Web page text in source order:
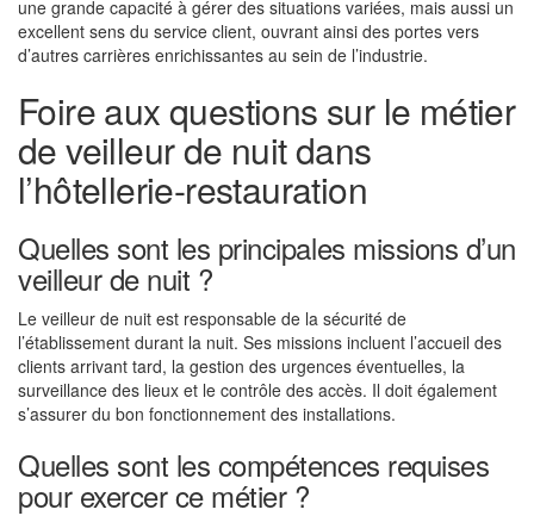
une grande capacité à gérer des situations variées, mais aussi un
excellent sens du service client, ouvrant ainsi des portes vers
d’autres carrières enrichissantes au sein de l’industrie.
Foire aux questions sur le métier
de veilleur de nuit dans
l’hôtellerie-restauration
Quelles sont les principales missions d’un
veilleur de nuit ?
Le veilleur de nuit est responsable de la sécurité de
l’établissement durant la nuit. Ses missions incluent l’accueil des
clients arrivant tard, la gestion des urgences éventuelles, la
surveillance des lieux et le contrôle des accès. Il doit également
s’assurer du bon fonctionnement des installations.
Quelles sont les compétences requises
pour exercer ce métier ?